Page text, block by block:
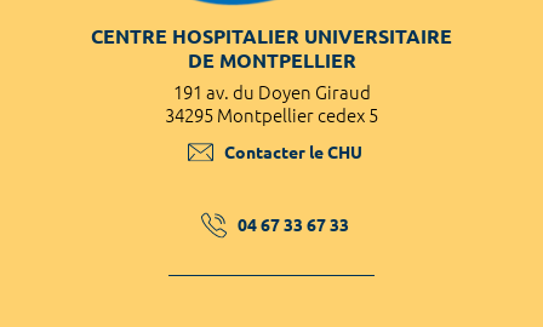
CENTRE HOSPITALIER UNIVERSITAIRE
DE MONTPELLIER
191 av. du Doyen Giraud
34295 Montpellier cedex 5
Contacter le CHU
04 67 33 67 33